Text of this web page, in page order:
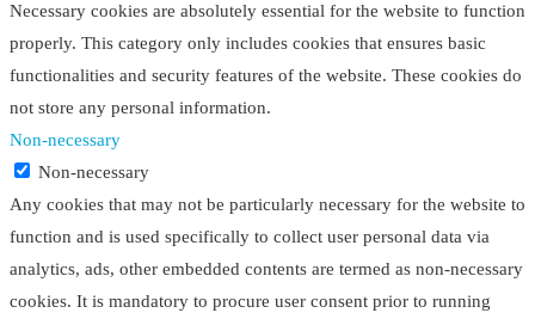
Necessary cookies are absolutely essential for the website to function
properly. This category only includes cookies that ensures basic
functionalities and security features of the website. These cookies do
not store any personal information.
Non-necessary
Non-necessary
Any cookies that may not be particularly necessary for the website to
function and is used specifically to collect user personal data via
analytics, ads, other embedded contents are termed as non-necessary
cookies. It is mandatory to procure user consent prior to running